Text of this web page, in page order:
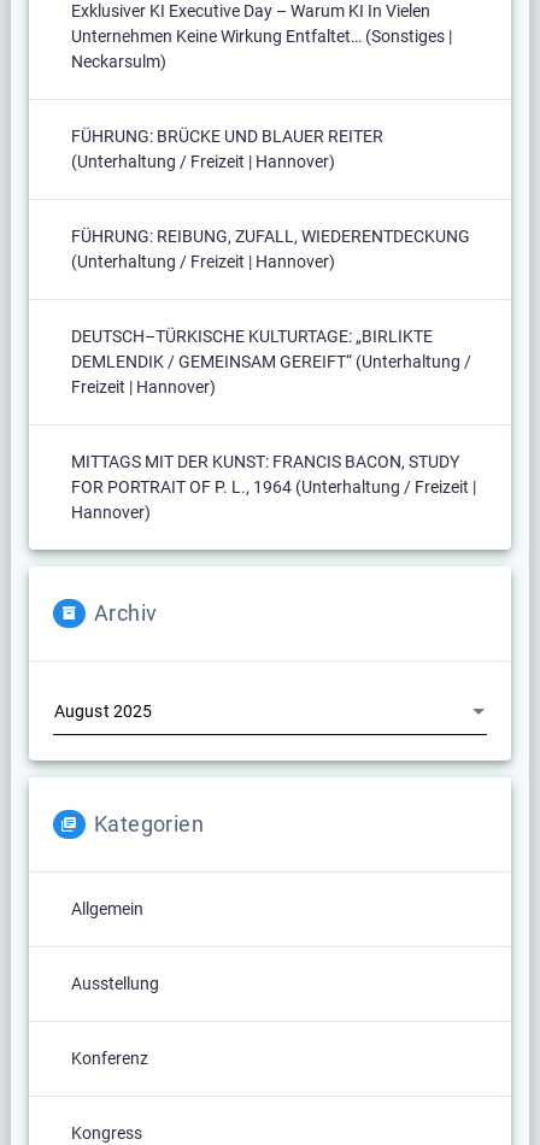
Exklusiver KI Executive Day – Warum KI In Vielen
Unternehmen Keine Wirkung Entfaltet… (Sonstiges |
Neckarsulm)
FÜHRUNG: BRÜCKE UND BLAUER REITER
(Unterhaltung / Freizeit | Hannover)
FÜHRUNG: REIBUNG, ZUFALL, WIEDERENTDECKUNG
(Unterhaltung / Freizeit | Hannover)
DEUTSCH–TÜRKISCHE KULTURTAGE: „BIRLIKTE
DEMLENDIK / GEMEINSAM GEREIFT“ (Unterhaltung /
Freizeit | Hannover)
MITTAGS MIT DER KUNST: FRANCIS BACON, STUDY
FOR PORTRAIT OF P. L., 1964 (Unterhaltung / Freizeit |
Hannover)
Archiv
Kategorien
Allgemein
Ausstellung
Konferenz
Kongress